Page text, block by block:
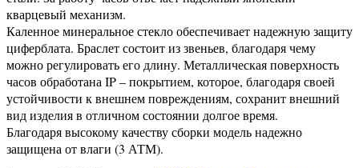
кварцевый механизм.
Каленное минеральное стекло обеспечивает надежную защиту
циферблата. Браслет состоит из звеньев, благодаря чему
можно регулировать его длину. Металлическая поверхность
часов обработана IP – покрытием, которое, благодаря своей
устойчивости к внешнем повреждениям, сохранит внешний
вид изделия в отличном состоянии долгое время.
Благодаря высокому качеству сборки модель надежно
защищена от влаги (3 АТМ).